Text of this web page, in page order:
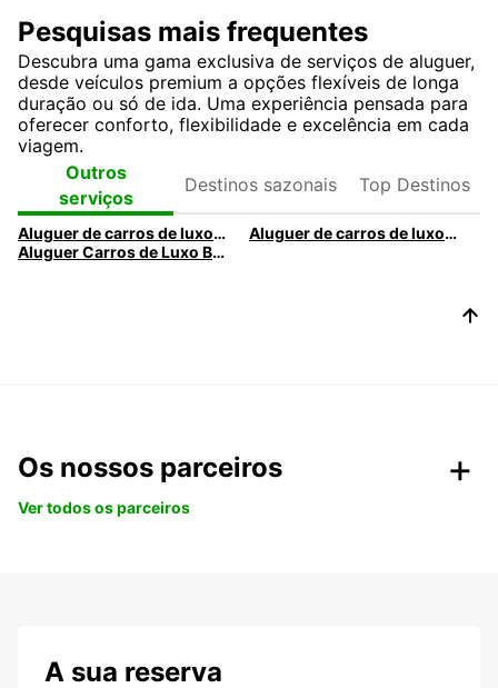
Pesquisas mais frequentes
Descubra uma gama exclusiva de serviços de aluguer,
desde veículos premium a opções flexíveis de longa
duração ou só de ida. Uma experiência pensada para
oferecer conforto, flexibilidade e excelência em cada
viagem.
Outros
serviços
sazonais
Destinos
Aluguer de carros de luxo no Porto – Veículos premium da Europcar
Aluguer de carros de luxo em Lisboa – Viaturas premium da Europcar
Aluguer Carros de Luxo Braga - Veículos premium com a Europcar
Os nossos parceiros
Ver todos os parceiros
A sua reserva